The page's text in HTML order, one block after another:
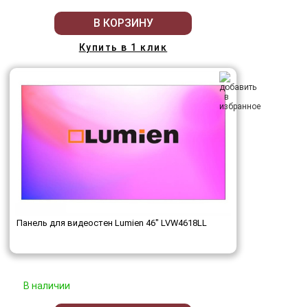
В КОРЗИНУ
Купить в 1 клик
Панель для видеостен Lumien 46" LVW4618LL
В наличии